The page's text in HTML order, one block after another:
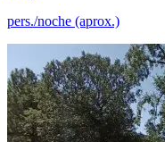
pers./noche (aprox.)